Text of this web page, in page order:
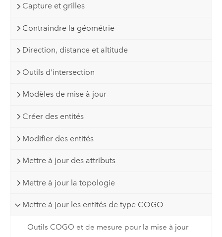
Capture et grilles
Contraindre la géométrie
Direction, distance et altitude
Outils d'intersection
Modèles de mise à jour
Créer des entités
Modifier des entités
Mettre à jour des attributs
Mettre à jour la topologie
Mettre à jour les entités de type COGO
Outils COGO et de mesure pour la mise à jour